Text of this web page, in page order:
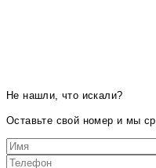
Не нашли, что искали?
Оставьте свой номер и мы